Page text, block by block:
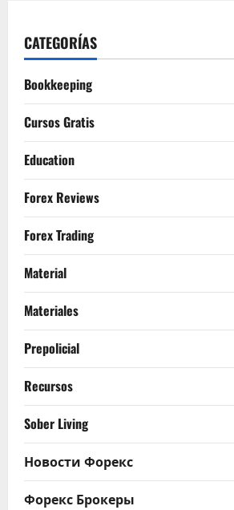
CATEGORÍAS
Bookkeeping
Cursos Gratis
Education
Forex Reviews
Forex Trading
Material
Materiales
Prepolicial
Recursos
Sober Living
Новости Форекс
Форекс Брокеры